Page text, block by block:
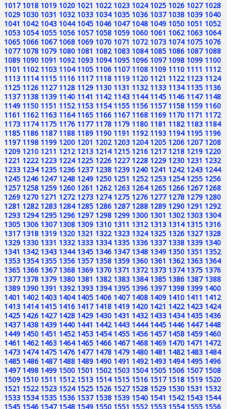
1017 1018 1019 1020 1021 1022 1023 1024 1025 1026 1027 1028
1029 1030 1031 1032 1033 1034 1035 1036 1037 1038 1039 1040
1041 1042 1043 1044 1045 1046 1047 1048 1049 1050 1051 1052
1053 1054 1055 1056 1057 1058 1059 1060 1061 1062 1063 1064
1065 1066 1067 1068 1069 1070 1071 1072 1073 1074 1075 1076
1077 1078 1079 1080 1081 1082 1083 1084 1085 1086 1087 1088
1089 1090 1091 1092 1093 1094 1095 1096 1097 1098 1099 1100
1101 1102 1103 1104 1105 1106 1107 1108 1109 1110 1111 1112
1113 1114 1115 1116 1117 1118 1119 1120 1121 1122 1123 1124
1125 1126 1127 1128 1129 1130 1131 1132 1133 1134 1135 1136
1137 1138 1139 1140 1141 1142 1143 1144 1145 1146 1147 1148
1149 1150 1151 1152 1153 1154 1155 1156 1157 1158 1159 1160
1161 1162 1163 1164 1165 1166 1167 1168 1169 1170 1171 1172
1173 1174 1175 1176 1177 1178 1179 1180 1181 1182 1183 1184
1185 1186 1187 1188 1189 1190 1191 1192 1193 1194 1195 1196
1197 1198 1199 1200 1201 1202 1203 1204 1205 1206 1207 1208
1209 1210 1211 1212 1213 1214 1215 1216 1217 1218 1219 1220
1221 1222 1223 1224 1225 1226 1227 1228 1229 1230 1231 1232
1233 1234 1235 1236 1237 1238 1239 1240 1241 1242 1243 1244
1245 1246 1247 1248 1249 1250 1251 1252 1253 1254 1255 1256
1257 1258 1259 1260 1261 1262 1263 1264 1265 1266 1267 1268
1269 1270 1271 1272 1273 1274 1275 1276 1277 1278 1279 1280
1281 1282 1283 1284 1285 1286 1287 1288 1289 1290 1291 1292
1293 1294 1295 1296 1297 1298 1299 1300 1301 1302 1303 1304
1305 1306 1307 1308 1309 1310 1311 1312 1313 1314 1315 1316
1317 1318 1319 1320 1321 1322 1323 1324 1325 1326 1327 1328
1329 1330 1331 1332 1333 1334 1335 1336 1337 1338 1339 1340
1341 1342 1343 1344 1345 1346 1347 1348 1349 1350 1351 1352
1353 1354 1355 1356 1357 1358 1359 1360 1361 1362 1363 1364
1365 1366 1367 1368 1369 1370 1371 1372 1373 1374 1375 1376
1377 1378 1379 1380 1381 1382 1383 1384 1385 1386 1387 1388
1389 1390 1391 1392 1393 1394 1395 1396 1397 1398 1399 1400
1401 1402 1403 1404 1405 1406 1407 1408 1409 1410 1411 1412
1413 1414 1415 1416 1417 1418 1419 1420 1421 1422 1423 1424
1425 1426 1427 1428 1429 1430 1431 1432 1433 1434 1435 1436
1437 1438 1439 1440 1441 1442 1443 1444 1445 1446 1447 1448
1449 1450 1451 1452 1453 1454 1455 1456 1457 1458 1459 1460
1461 1462 1463 1464 1465 1466 1467 1468 1469 1470 1471 1472
1473 1474 1475 1476 1477 1478 1479 1480 1481 1482 1483 1484
1485 1486 1487 1488 1489 1490 1491 1492 1493 1494 1495 1496
1497 1498 1499 1500 1501 1502 1503 1504 1505 1506 1507 1508
1509 1510 1511 1512 1513 1514 1515 1516 1517 1518 1519 1520
1521 1522 1523 1524 1525 1526 1527 1528 1529 1530 1531 1532
1533 1534 1535 1536 1537 1538 1539 1540 1541 1542 1543 1544
1545 1546 1547 1548 1549 1550 1551 1552 1553 1554 1555 1556